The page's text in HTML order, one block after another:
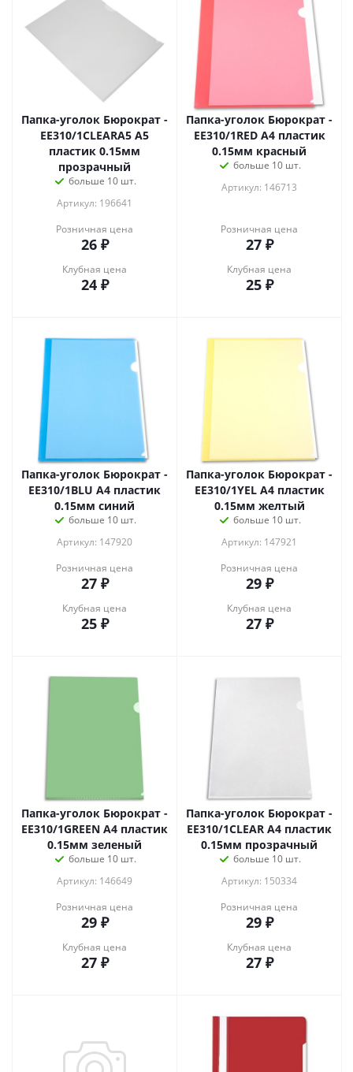
Папка-уголок Бюрократ -
EE310/1CLEARA5 A5
пластик 0.15мм
прозрачный
больше 10 шт.
Артикул: 196641
Розничная цена
26₽
Клубная цена
24₽
Папка-уголок Бюрократ -
EE310/1RED A4 пластик
0.15мм красный
больше 10 шт.
Артикул: 146713
Розничная цена
27₽
Клубная цена
25₽
Папка-уголок Бюрократ -
EE310/1BLU A4 пластик
0.15мм синий
больше 10 шт.
Артикул: 147920
Розничная цена
27₽
Клубная цена
25₽
Папка-уголок Бюрократ -
EE310/1YEL A4 пластик
0.15мм желтый
больше 10 шт.
Артикул: 147921
Розничная цена
29₽
Клубная цена
27₽
Папка-уголок Бюрократ -
EE310/1GREEN A4 пластик
0.15мм зеленый
больше 10 шт.
Артикул: 146649
Розничная цена
29₽
Клубная цена
27₽
Папка-уголок Бюрократ -
EE310/1CLEAR A4 пластик
0.15мм прозрачный
больше 10 шт.
Артикул: 150334
Розничная цена
29₽
Клубная цена
27₽